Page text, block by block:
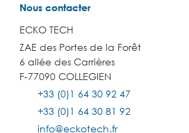
Nous contacter
ECKO TECH
ZAE des Portes de la Forêt
6 allée des Carrières
F-77090 COLLEGIEN
+33 (0)1 64 30 92 47
+33 (0)1 64 30 81 92
info@eckotech.fr